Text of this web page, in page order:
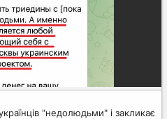
"недолюдьми" і закликає